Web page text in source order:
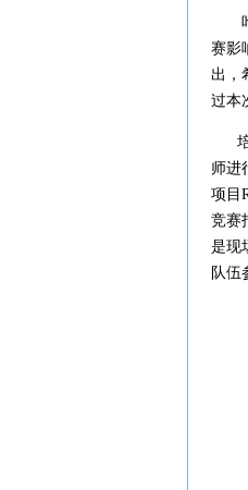
叶
赛影
出，
过本
培
师进
项目
竞赛
是现
队伍